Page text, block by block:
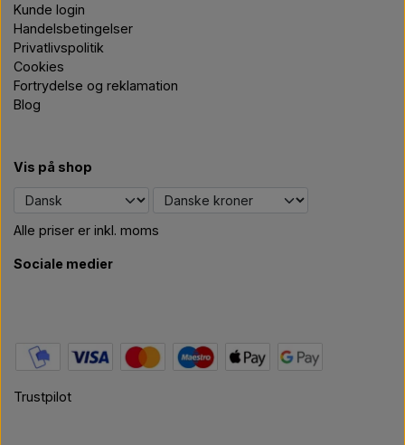
Kunde login
Handelsbetingelser
Privatlivspolitik
Cookies
Fortrydelse og reklamation
Blog
Vis på shop
Alle priser er inkl. moms
Sociale medier
Trustpilot